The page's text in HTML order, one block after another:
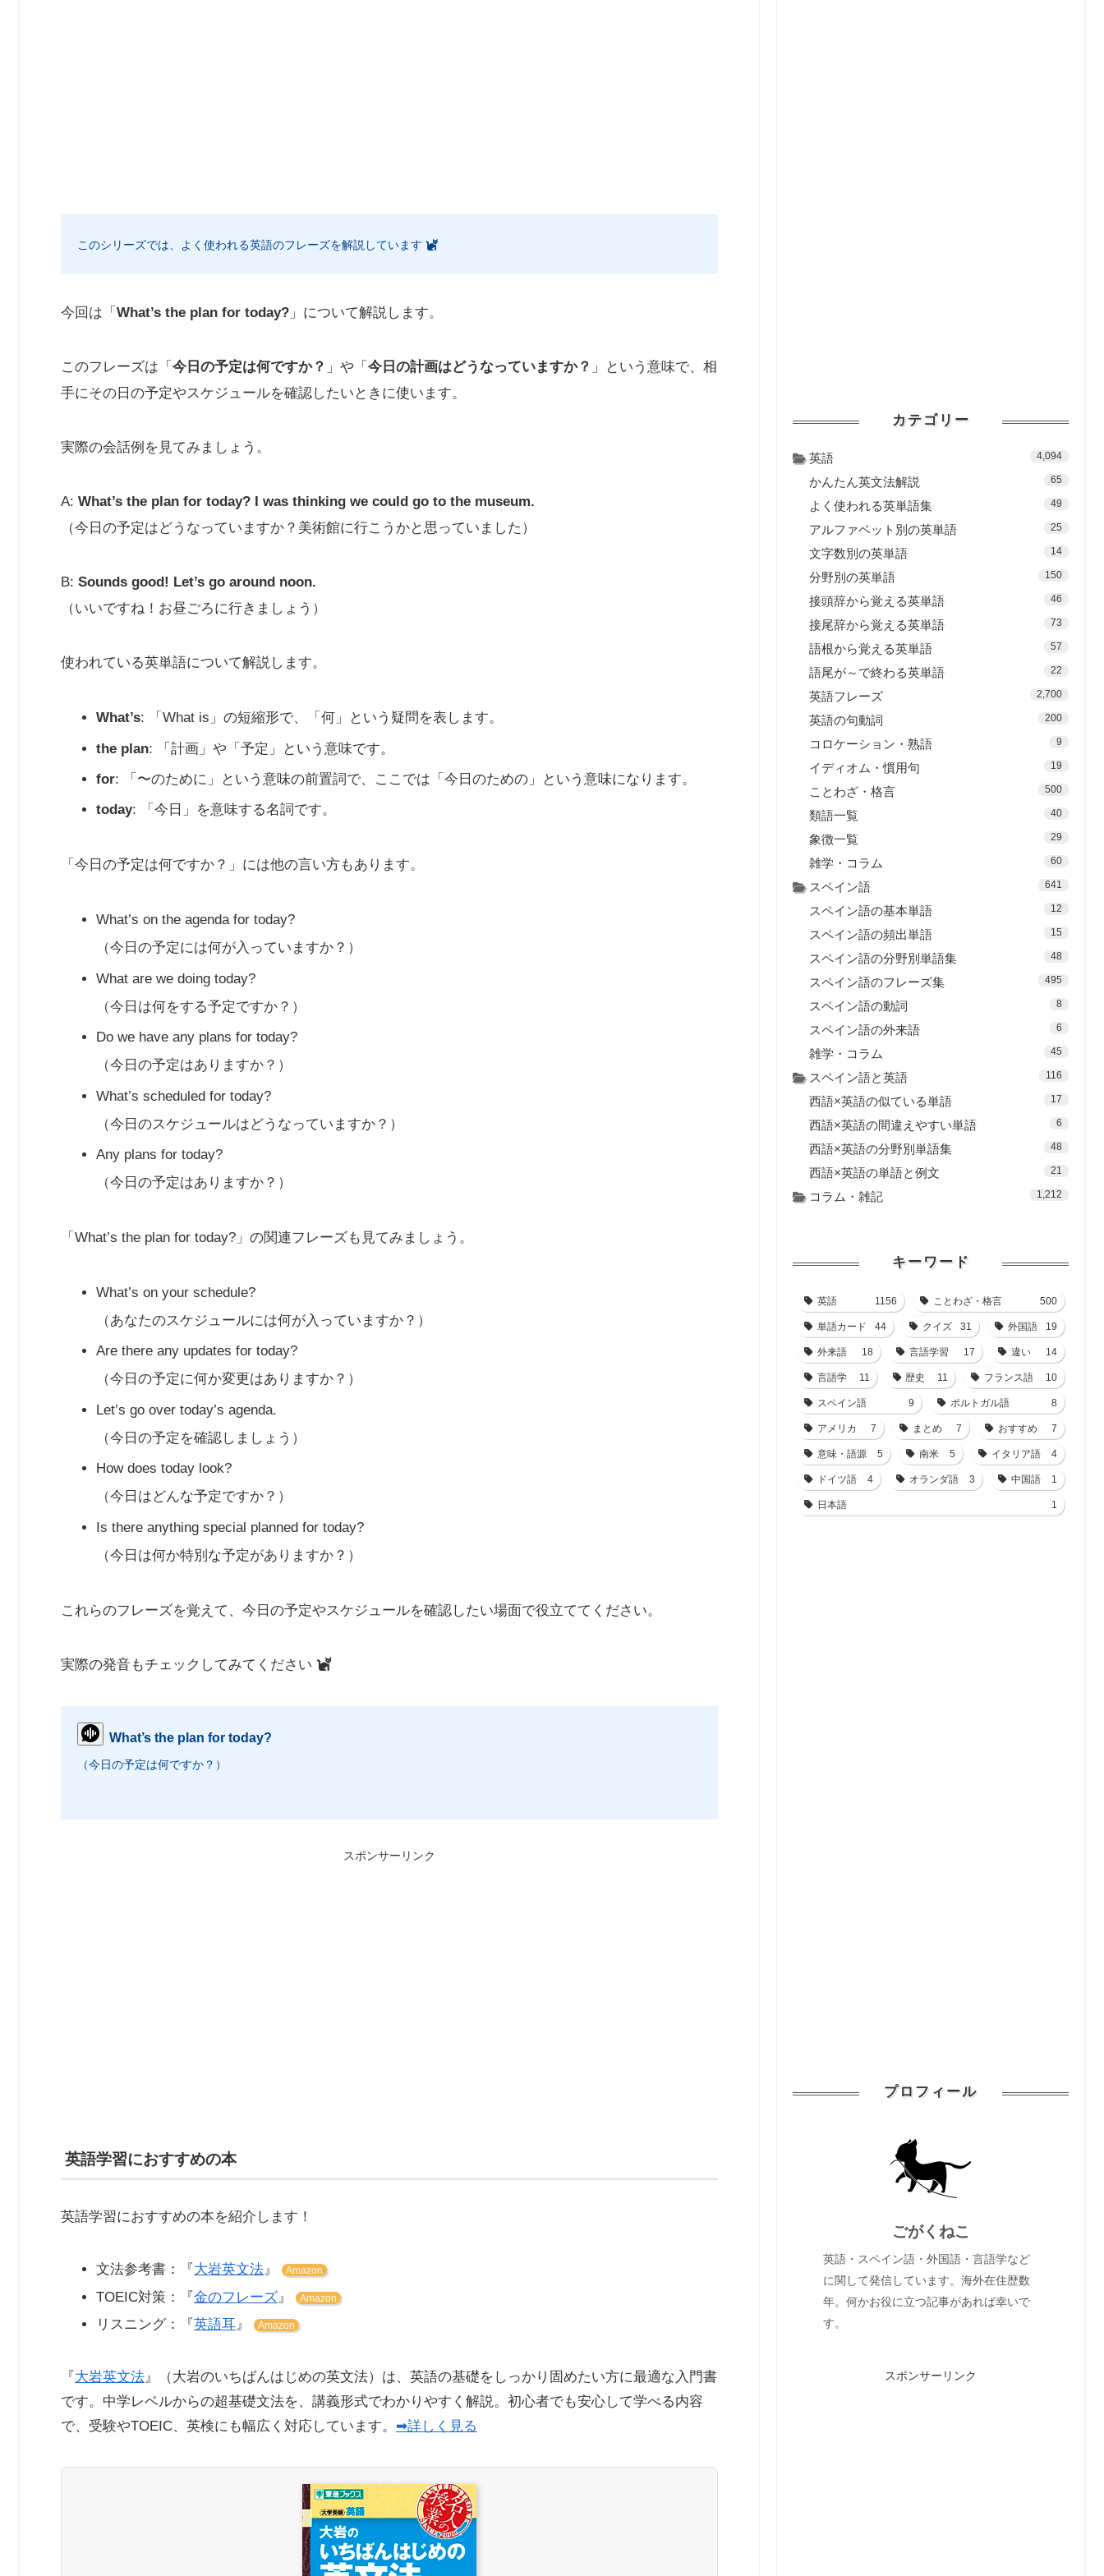
このシリーズでは、よく使われる英語のフレーズを解説しています
今回は「 What’s the plan for today? 」について解説します。
このフレーズは「 今日の予定は何ですか？ 」や「 今日の計画はどうなっていますか？ 」という意味で、相
手にその日の予定やスケジュールを確認したいときに使います。
実際の会話例を見てみましょう。
A: What’s the plan for today? I was thinking we could go to the museum.
（今日の予定はどうなっていますか？美術館に行こうかと思っていました）
B: Sounds good! Let’s go around noon.
（いいですね！お昼ごろに行きましょう）
使われている英単語について解説します。
What’s: 「What is」の短縮形で、「何」という疑問を表します。
the plan: 「計画」や「予定」という意味です。
for: 「〜のために」という意味の前置詞で、ここでは「今日のための」という意味になります。
today: 「今日」を意味する名詞です。
「今日の予定は何ですか？」には他の言い方もあります。
What’s on the agenda for today?
（今日の予定には何が入っていますか？）
What are we doing today?
（今日は何をする予定ですか？）
Do we have any plans for today?
（今日の予定はありますか？）
What’s scheduled for today?
（今日のスケジュールはどうなっていますか？）
Any plans for today?
（今日の予定はありますか？）
「What’s the plan for today?」の関連フレーズも見てみましょう。
What’s on your schedule?
（あなたのスケジュールには何が入っていますか？）
Are there any updates for today?
（今日の予定に何か変更はありますか？）
Let’s go over today’s agenda.
（今日の予定を確認しましょう）
How does today look?
（今日はどんな予定ですか？）
Is there anything special planned for today?
（今日は何か特別な予定がありますか？）
これらのフレーズを覚えて、今日の予定やスケジュールを確認したい場面で役立ててください。
実際の発音もチェックしてみてください
What’s the plan for today?
（今日の予定は何ですか？）
スポンサーリンク
英語学習におすすめの本
英語学習におすすめの本を紹介します！
文法参考書：『 大岩英文法』 Amazon
TOEIC対策：『金のフレーズ 』 Amazon
リスニング：『英語耳』 Amazon
『大岩英文法』（大岩のいちばんはじめの英文法）は、英語の基礎をしっかり固めたい方に最適な入門書
です。中学レベルからの超基礎文法を、講義形式でわかりやすく解説。初心者でも安心して学べる内容
で、受験やTOEIC、英検にも幅広く対応しています。 ➡詳しく見る
カテゴリー
英語 4,094
かんたん英文法解説 65
よく使われる英単語集 49
アルファベット別の英単語 25
文字数別の英単語 14
分野別の英単語 150
接頭辞から覚える英単語 46
接尾辞から覚える英単語 73
語根から覚える英単語 57
語尾が～で終わる英単語 22
英語フレーズ 2,700
英語の句動詞 200
コロケーション・熟語 9
イディオム・慣用句 19
ことわざ・格言 500
類語一覧 40
象徴一覧 29
雑学・コラム 60
スペイン語 641
スペイン語の基本単語 12
スペイン語の頻出単語 15
スペイン語の分野別単語集 48
スペイン語のフレーズ集 495
スペイン語の動詞 8
スペイン語の外来語 6
雑学・コラム 45
スペイン語と英語 116
西語×英語の似ている単語 17
西語×英語の間違えやすい単語 6
西語×英語の分野別単語集 48
西語×英語の単語と例文 21
コラム・雑記 1,212
キーワード
英語 1156 ことわざ・格言 500
単語カード 44 クイズ 31 外国語 19
外来語 18 言語学習 17 違い 14
言語学 11 歴史 11 フランス語 10
スペイン語 9 ポルトガル語 8
アメリカ 7 まとめ 7 おすすめ 7
意味・語源 5 南米 5 イタリア語 4
ドイツ語 4 オランダ語 3 中国語 1
日本語 1
プロフィール
ごがくねこ
英語・スペイン語・外国語・言語学など
に関して発信しています。海外在住歴数
年。何かお役に立つ記事があれば幸いで
す。
スポンサーリンク